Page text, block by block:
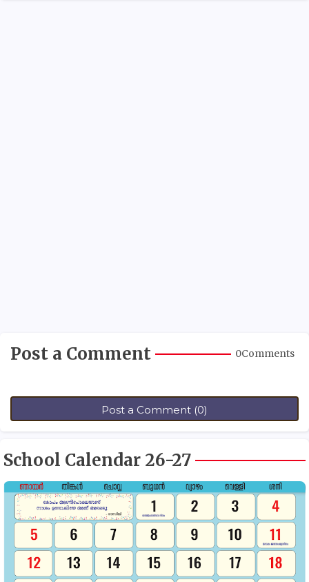
Post a Comment 0Comments
Post a Comment (0)
School Calendar 26-27